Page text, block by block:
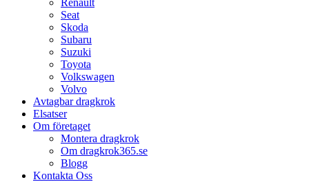
Renault
Seat
Skoda
Subaru
Suzuki
Toyota
Volkswagen
Volvo
Avtagbar dragkrok
Elsatser
Om företaget
Montera dragkrok
Om dragkrok365.se
Blogg
Kontakta Oss